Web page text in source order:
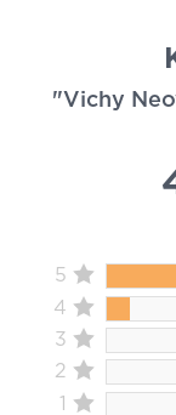
"Vichy
5
4
3
2
1